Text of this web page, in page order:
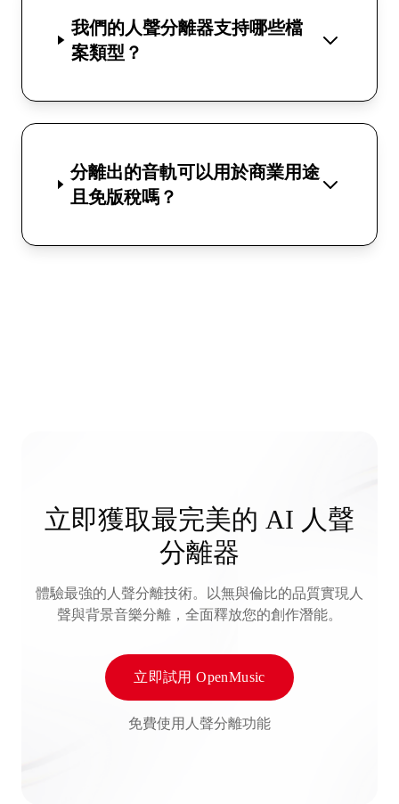
我們的人聲分離器支持哪些檔
案類型？
分離出的音軌可以用於商業用途
且免版稅嗎？
立即獲取最完美的 AI 人聲
分離器
體驗最強的人聲分離技術。以無與倫比的品質實現人
聲與背景音樂分離，全面釋放您的創作潛能。
立即試用 OpenMusic
免費使用人聲分離功能